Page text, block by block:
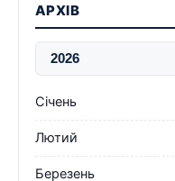
АРХІВ
Січень
Лютий
Березень